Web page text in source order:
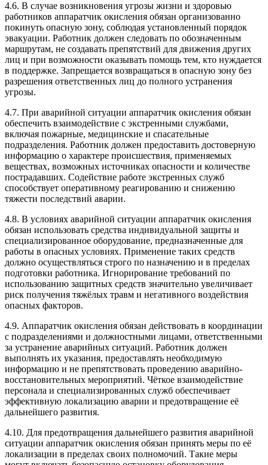
4.6. В случае возникновения угрозы жизни и здоровью
работников аппаратчик окисления обязан организованно
покинуть опасную зону, соблюдая установленный порядок
эвакуации. Работник должен следовать по обозначенным
маршрутам, не создавать препятствий для движения других
лиц и при возможности оказывать помощь тем, кто нуждается
в поддержке. Запрещается возвращаться в опасную зону без
разрешения ответственных лиц до полного устранения
угрозы.
4.7. При аварийной ситуации аппаратчик окисления обязан
обеспечить взаимодействие с экстренными службами,
включая пожарные, медицинские и спасательные
подразделения. Работник должен предоставить достоверную
информацию о характере происшествия, применяемых
веществах, возможных источниках опасности и количестве
пострадавших. Содействие работе экстренных служб
способствует оперативному реагированию и снижению
тяжести последствий аварии.
4.8. В условиях аварийной ситуации аппаратчик окисления
обязан использовать средства индивидуальной защиты и
специализированное оборудование, предназначенные для
работы в опасных условиях. Применение таких средств
должно осуществляться строго по назначению и в пределах
подготовки работника. Игнорирование требований по
использованию защитных средств значительно увеличивает
риск получения тяжёлых травм и негативного воздействия
опасных факторов.
4.9. Аппаратчик окисления обязан действовать в координации
с подразделениями и должностными лицами, ответственными
за устранение аварийных ситуаций. Работник должен
выполнять их указания, предоставлять необходимую
информацию и не препятствовать проведению аварийно-
восстановительных мероприятий. Чёткое взаимодействие
персонала и специализированных служб обеспечивает
эффективную локализацию аварии и предотвращение её
дальнейшего развития.
4.10. Для предотвращения дальнейшего развития аварийной
ситуации аппаратчик окисления обязан принять меры по её
локализации в пределах своих полномочий. Такие меры